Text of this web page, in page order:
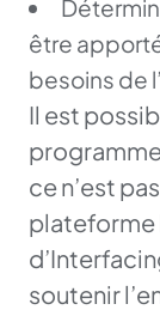
être
besoins de
Il est
ce n’est
plateforme
soutenir